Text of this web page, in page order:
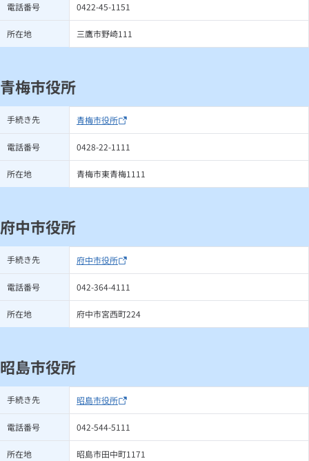
電話番号 0422-45-1151
所在地 三鷹市野崎111
青梅市役所
手続き先 青梅市役所
電話番号 0428-22-1111
所在地 青梅市東青梅1111
府中市役所
手続き先 府中市役所
電話番号 042-364-4111
所在地 府中市宮西町224
昭島市役所
手続き先 昭島市役所
電話番号 042-544-5111
所在地 昭島市田中町1171